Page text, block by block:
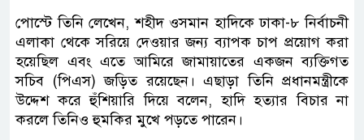
পোস্টে তিনি লেখেন, শহীদ ওসমান হাদিকে ঢাকা-৮ নির্বাচনী
এলাকা থেকে সরিয়ে দেওয়ার জন্য ব্যাপক চাপ প্রয়োগ করা
হয়েছিল এবং এতে আমিরে জামায়াতের একজন ব্যক্তিগত
সচিব (পিএস) জড়িত রয়েছেন। এছাড়া তিনি প্রধানমন্ত্রীকে
উদ্দেশ করে হুঁশিয়ারি দিয়ে বলেন, হাদি হত্যার বিচার না
করলে তিনিও হুমকির মুখে পড়তে পারেন।